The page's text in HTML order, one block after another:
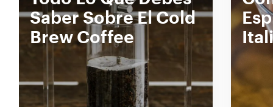
Saber Sobre El Cold
Brew Coffee